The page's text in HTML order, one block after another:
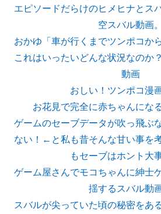
エピソードだらけのヒメヒナとス
空スバル動画。
おかゆ「車が行くまでツンポコか
これはいったいどんな状況なのか
動画
おしい！ツンポコ漫
お花見で完全に赤ちゃんにな
ゲームのセーブデータが吹っ飛ぶ
ない！←と私も昔そんな甘い事を
もセーブはホント大
ゲーム屋さんでモコちゃんに紳士
揺するスバル動画
スバルが尖っていた頃の秘密をあ